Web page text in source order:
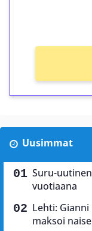
Uusimmat
Suru-
vuotiaana
Lehti:
maksoi